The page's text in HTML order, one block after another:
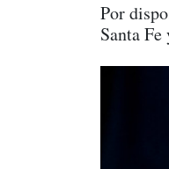
Por
Santa